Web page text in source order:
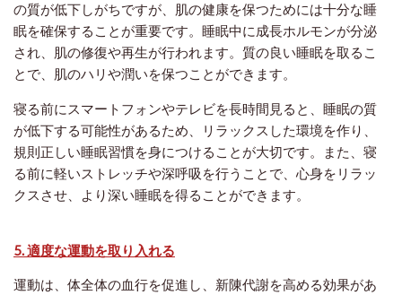
の質が低下しがちですが、肌の健康を保つためには十分な睡
眠を確保することが重要です。睡眠中に成長ホルモンが分泌
され、肌の修復や再生が行われます。質の良い睡眠を取るこ
とで、肌のハリや潤いを保つことができます。
寝る前にスマートフォンやテレビを長時間見ると、睡眠の質
が低下する可能性があるため、リラックスした環境を作り、
規則正しい睡眠習慣を身につけることが大切です。また、寝
る前に軽いストレッチや深呼吸を行うことで、心身をリラッ
クスさせ、より深い睡眠を得ることができます。
5. 適度な運動を取り入れる
運動は、体全体の血行を促進し、新陳代謝を高める効果があ